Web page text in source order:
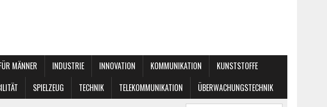
MÄNNER INDUSTRIE INNOVATION KOMMUNIKATION
KUNSTSTOFFE
SPIELZEUG TECHNIK TELEKOMMUNIKATION ÜBERWACHUNGSTECHNIK